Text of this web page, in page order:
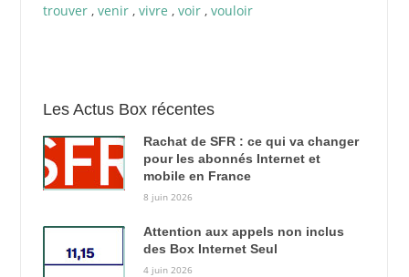
trouver, venir, vivre , voir, vouloir
Les Actus Box récentes
Rachat de SFR : ce qui va changer
pour les abonnés Internet et
mobile en France
8 juin 2026
Attention aux appels non inclus
des Box Internet Seul
4 juin 2026